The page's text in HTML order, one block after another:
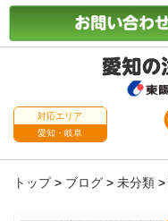
対応エリア
愛知・岐阜
トップ> ブログ > 未分類 >